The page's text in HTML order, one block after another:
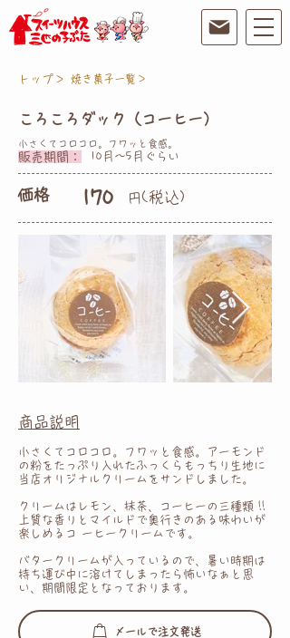
トップ＞ 焼き菓子一覧＞
ころころダック（コーヒー）
小さくてコロコロ。フワッと食感。
販売期間： 10月〜5月ぐらい
価格 170 円(税込)
商品説明
小さくてコロコロ。フワッと食感。アーモンド
の粉をたっぷり入れたふっくらもっちり生地に
当店オリジナルクリームをサンドしました。
クリームはレモン、抹茶、コーヒーの三種類 !!
上質な香りとマイルドで奥行きのある味わいが
楽しめるコ ーヒークリームです。
バタークリームが入っているので、暑い時期は
持ち運び中に溶けてしまったら怖いなぁと思
い、期間限定となっております。
メールで注文発送